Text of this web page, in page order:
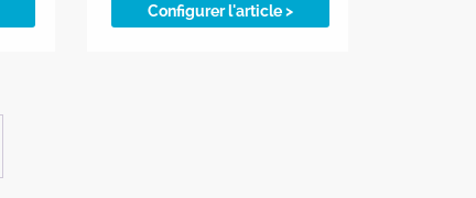
Configurer l'article >